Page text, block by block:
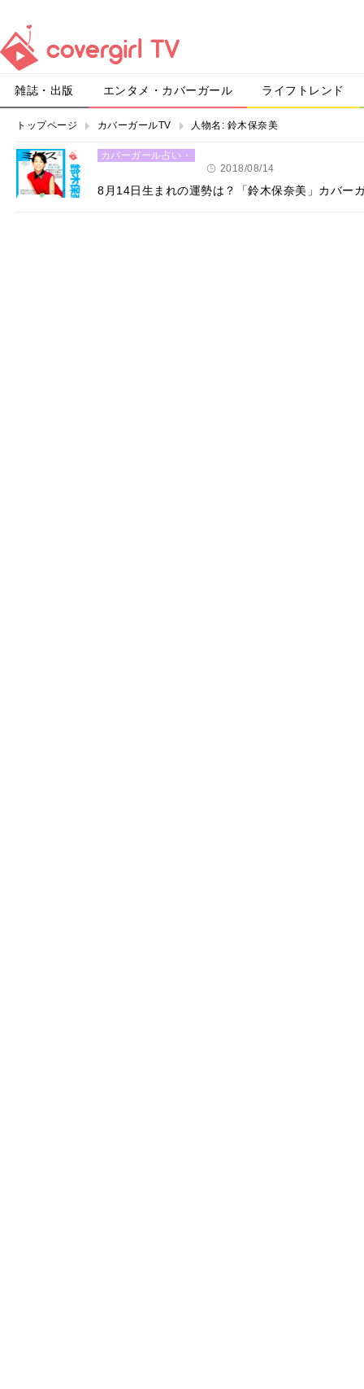
雑誌・出版 エンタメ・カバーガール ライフトレンド
トップページ カバーガールTV 人物名: 鈴木保奈美
カバーガール占い・
2018/08/14
8月14日生まれの運勢は？「鈴木保奈美」カバー